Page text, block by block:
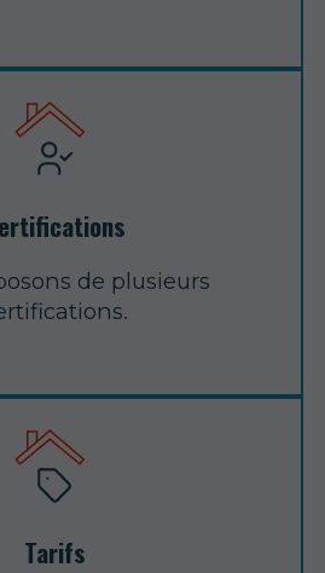
de plusieurs
Tarifs